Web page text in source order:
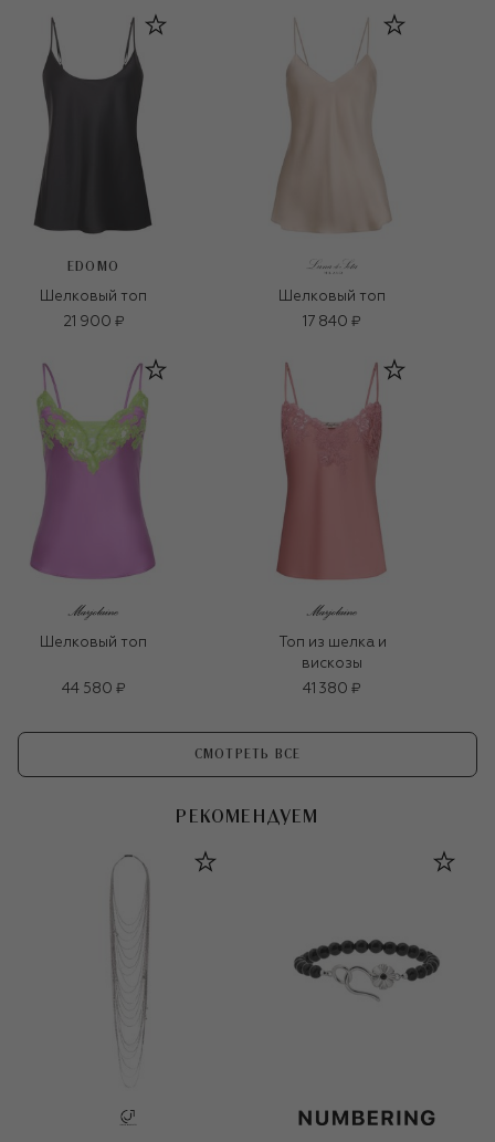
EDOMO
Шелковый топ
21 900 ₽
Шелковый топ
17 840 ₽
Шелковый топ
44 580 ₽
Топ из шелка и
вискозы
41 380 ₽
СМОТРЕТЬ ВСЕ
РЕКОМЕНДУЕМ